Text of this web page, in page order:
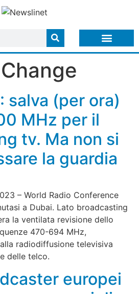
salva (per ora)
MHz per il
tv. Ma non si
la guardia
– World Radio Conference
a Dubai. Lato broadcasting
la ventilata revisione dello
470-694 MHz,
radiodiffusione televisiva
delle telco.
europei